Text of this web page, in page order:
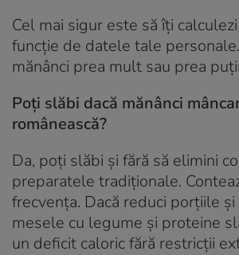
Cel mai sigur este să îți
funcție de datele tale
mănânci prea mult sau prea
Poți slăbi dacă mănânci
românească?
Da, poți slăbi și fără să elimini
preparatele tradiționale.
frecvența. Dacă reduci porțiile
mesele cu legume și proteine
un deficit caloric fără restricții